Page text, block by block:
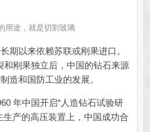
用途，就是切割玻璃
以来依赖苏联或刚果进口。
和刚果独立后，中国的钻石来源
造和国防工业的发展。
年中国开启“人造钻石试验研
生产的高压装置上，中国成功合